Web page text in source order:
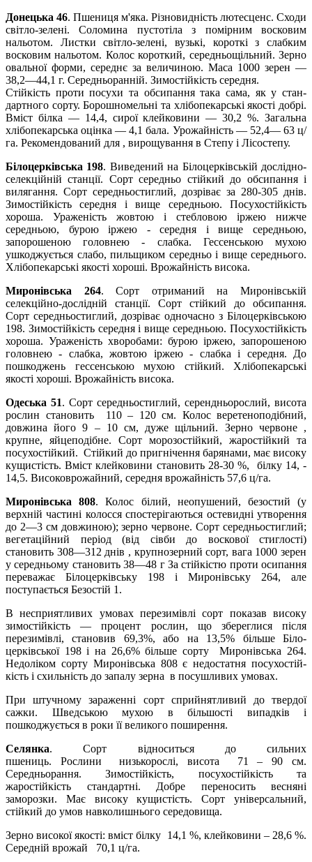
Донецька 46. Пшениця м'яка. Різновидність лютесценс. Сходи
світло-зелені. Соломина пустотіла з помірним воско­вим
нальотом. Листки світло-зелені, вузькі, короткі з слаб­ким
восковим нальотом. Колос короткий, середньощільний. Зерно
овальної форми, середнє за величиною. Маса 1000 зе­рен —
38,2—44,1 г. Середньоранній. Зимостійкість середня.
Стійкість проти посухи та обсипання така сама, як у стан­
дартного сорту. Борошномельні та хлібопекарські якості добрі.
Вміст білка — 14,4, сирої клейковини — 30,2 %. Загальна
хлібопекарська оцінка — 4,1 бала. Урожайність — 52,4— 63 ц/
га. Рекомендований для , вирощування в Степу і Лісостепу.
Білоцерківська 198. Виведений на Білоцерківській дослідно-
селекційній станції. Сорт середньо стійкий до обсипання і
вилягання. Сорт середньостиглий, дозріває за 280-305 днів.
Зимостійкість середня і вище середньою. Посухостійкість
хороша. Ураженість жовтою і стебловою іржею нижче
середньою, бурою іржею - середня і вище середньою,
запорошеною головнею - слабка. Гессенською мухою
ушкоджується слабо, пильщиком середньо і вище середнього.
Хлібопекарські якості хороші. Врожайність висока.
Миронівська 264. Сорт отриманий на Миронівській
селекційно-дослідній станції. Сорт стійкий до обсипання.
Сорт середньостиглий, дозріває одночасно з Білоцерківською
198. Зимостійкість середня і вище середньою. Посухостійкість
хороша. Ураженість хворобами: бурою іржею, запорошеною
головнею - слабка, жовтою іржею - слабка і середня. До
пошкоджень гессенською мухою стійкий. Хлібопекарські
якості хороші. Врожайність висока.
Одеська 51. Сорт середньостиглий, серендньорослий, висота
рослин становить 110 – 120 см. Колос веретеноподібний,
довжина його 9 – 10 см, дуже щільний. Зерно червоне ,
крупне, яйцеподібне. Сорт морозостійкий, жаростійкий та
посухостійкий. Стійкий до пригнічення барянами, має високу
кущистість. Вміст клейковини становить 28-30 %, білку 14, -
14,5. Високоврожайний, середня врожайність 57,6 ц/га.
Миронівська 808. Колос білий, неопушений, безостий (у
верхній частині колосся спостерігають­ся остевидні утворення
до 2—3 см довжиною); зерно червоне. Сорт середньостиглий;
вегетаційний період (від сівби до вос­кової стиглості)
становить 308—312 днів , крупнозерний сорт, вага 1000 зерен
у середньому становить 38—48 г За стійкістю проти осипання
переважає Білоцерківську 198 і Миронівську 264, але
поступається Безостій 1.
В несприятливих умовах перезимівлі сорт по­казав високу
зимостійкість — процент рослин, що збереглися після
перезимівлі, становив 69,3%, або на 13,5% більше Біло­
церківської 198 і на 26,6% більше сорту Миронівська 264.
Недоліком сорту Миронівська 808 є недостатня посухостій­
кість і схильність до запалу зерна в посушливих умовах.
При штучному зараженні сорт сприйнят­ливий до твердої
сажки. Шведською мухою в більшості випадків і
пошкоджується в роки її великого поширення.
Селянка.
Сорт відноситься до сильних
пшениць.
Рослини низькорослі, висота 71 – 90 см.
Середньорання. Зимостійкість, посухостійкість та
жаростійкість стандартні. Добре переносить весняні
заморозки. Має високу кущистість. Сорт універсальний,
стійкий до умов навколишнього середовища.
Зерно високої якості: вміст білку 14,1 %, клейковини – 28,6 %.
Середній врожай 70,1 ц/га.